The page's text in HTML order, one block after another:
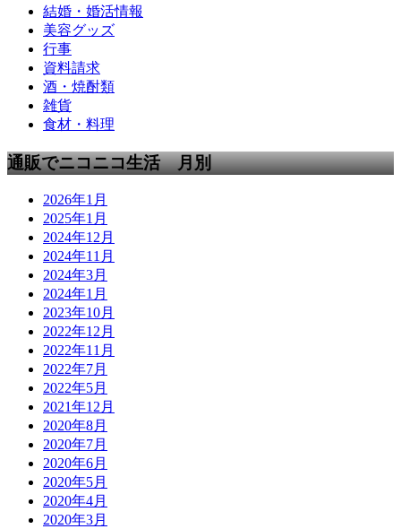
結婚・婚活情報
美容グッズ
行事
資料請求
酒・焼酎類
雑貨
食材・料理
通販でニコニコ生活 月別
2026年1月
2025年1月
2024年12月
2024年11月
2024年3月
2024年1月
2023年10月
2022年12月
2022年11月
2022年7月
2022年5月
2021年12月
2020年8月
2020年7月
2020年6月
2020年5月
2020年4月
2020年3月